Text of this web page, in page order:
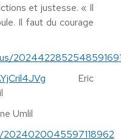
et justesse. « Il
Il faut du courage
Eric
Umlil
2024020045597118962